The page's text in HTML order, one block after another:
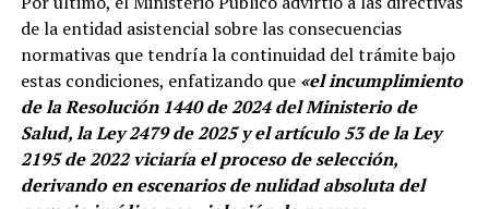
de la entidad asistencial sobre las consecuencias
normativas que tendría la continuidad del trámite bajo
estas condiciones, enfatizando que «el incumplimiento
de la Resolución 1440 de 2024 del Ministerio de
Salud, la Ley 2479 de 2025 y el artículo 53 de la Ley
2195 de 2022 viciaría el proceso de selección,
derivando en escenarios de nulidad absoluta del